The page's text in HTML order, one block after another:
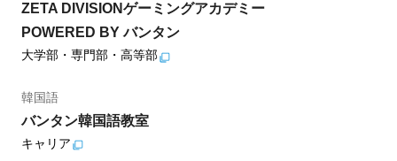
ZETA DIVISIONゲーミングアカデミー
POWERED BY バンタン
大学部・専門部・高等部
韓国語
バンタン韓国語教室
キャリア